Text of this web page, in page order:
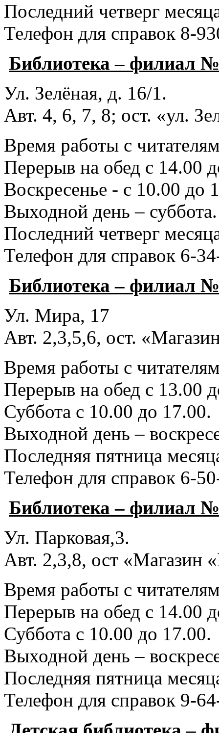
Последний четверг
Телефон для справок 8-
Библиотека – филиал
Ул. Зелёная, д. 16/1.
Авт. 4, 6, 7, 8; ост. «ул.
Время работы с
Перерыв на обед с 14.00
Воскресенье - с 10.00 до
Выходной день – суббота.
Последний четверг
Телефон для справок 6-
Библиотека – филиал
Ул. Мира, 17
Авт. 2,3,5,6, ост.
Время работы с
Перерыв на обед с 13.00
Суббота с 10.00 до 17.00.
Выходной день –
Последняя пятница
Телефон для справок 6-
Библиотека – филиал
Ул. Парковая,3.
Авт. 2,3,8, ост «Магазин
Время работы с
Перерыв на обед с 14.00
Суббота с 10.00 до 17.00.
Выходной день –
Последняя пятница
Телефон для справок 9-